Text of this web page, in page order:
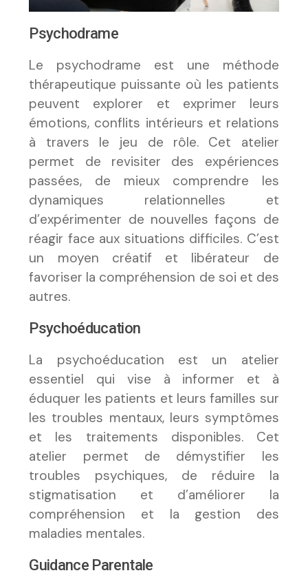
Psychodrame
Le psychodrame est une méthode
thérapeutique puissante où les patients
peuvent explorer et exprimer leurs
émotions, conflits intérieurs et relations
à travers le jeu de rôle. Cet atelier
permet de revisiter des expériences
passées, de mieux comprendre les
dynamiques relationnelles et
d’expérimenter de nouvelles façons de
réagir face aux situations difficiles. C’est
un moyen créatif et libérateur de
favoriser la compréhension de soi et des
autres.
Psychoéducation
La psychoéducation est un atelier
essentiel qui vise à informer et à
éduquer les patients et leurs familles sur
les troubles mentaux, leurs symptômes
et les traitements disponibles. Cet
atelier permet de démystifier les
troubles psychiques, de réduire la
stigmatisation et d’améliorer la
compréhension et la gestion des
maladies mentales.
Guidance Parentale